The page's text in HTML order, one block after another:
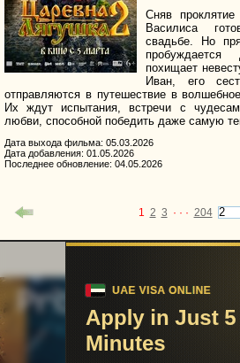
Сняв
Василиса
свадьбе. Но
похищает
Иван, его
отправляются в путешествие в
Их ждут испытания, встречи с
любви, способной победить даже самую
Дата выхода фильма: 05.03.2026
Дата добавления: 01.05.2026
Последнее обновление: 04.05.2026
1 2 3 · · · 204
uvu@uvuvu.ru